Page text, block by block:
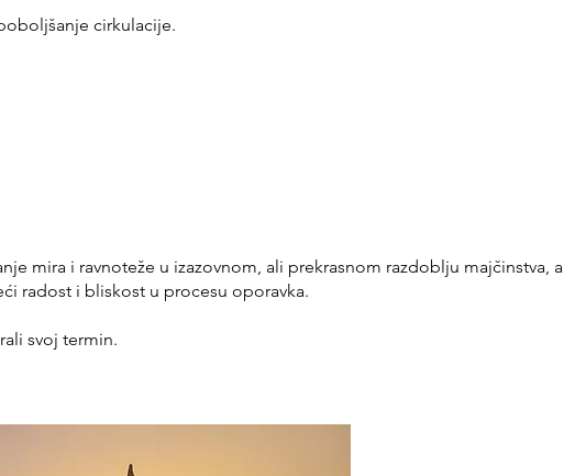
cirkulacije.
mira i ravnoteže u izazovnom, ali prekrasnom razdoblju majčinstva, a
radost i bliskost u procesu oporavka.
svoj termin.